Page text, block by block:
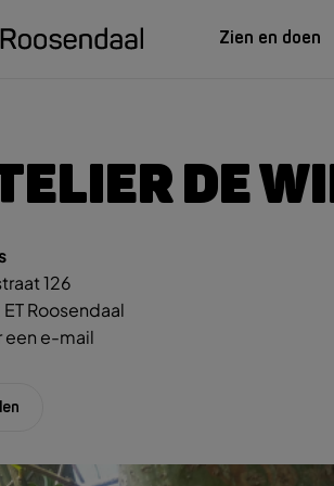
Zien en doen
ZIEN EN
Wandelen
Eten & Drinken
LEREN
INTROosendaal
DE
126
Roosendaal
een e-mail